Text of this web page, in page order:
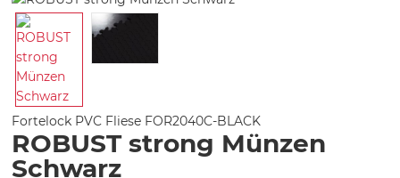
Fortelock PVC Fliese FOR2040C-BLACK
ROBUST strong Münzen
Schwarz